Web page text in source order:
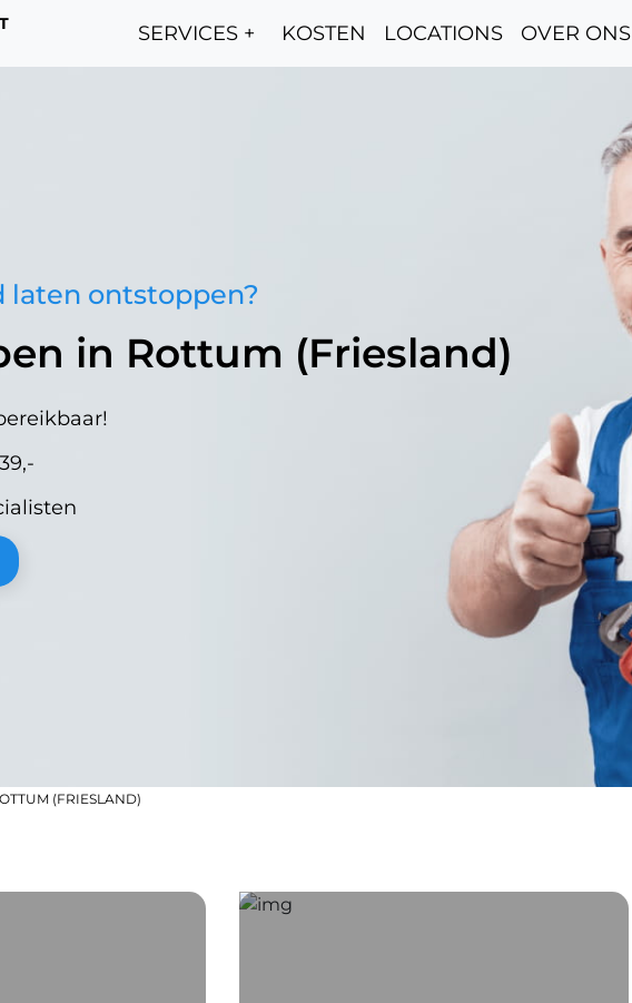
SERVICES + KOSTEN LOCATIONS OVER ONS
laten ontstoppen?
in Rottum (Friesland)
(FRIESLAND)